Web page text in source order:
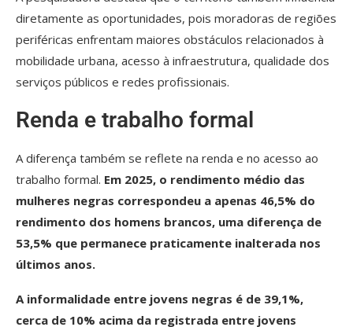
diretamente as oportunidades, pois moradoras de regiões
periféricas enfrentam maiores obstáculos relacionados à
mobilidade urbana, acesso à infraestrutura, qualidade dos
serviços públicos e redes profissionais.
Renda e trabalho formal
A diferença também se reflete na renda e no acesso ao
trabalho formal. Em 2025, o rendimento médio das
mulheres negras correspondeu a apenas 46,5% do
rendimento dos homens brancos, uma diferença de
53,5% que permanece praticamente inalterada nos
últimos anos.
A informalidade entre jovens negras é de 39,1%,
cerca de 10% acima da registrada entre jovens